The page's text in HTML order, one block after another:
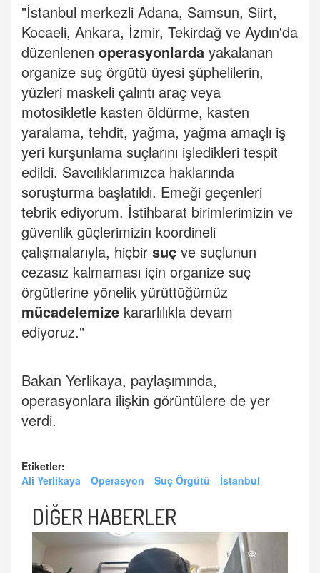
"İstanbul merkezli Adana, Samsun, Siirt,
Kocaeli, Ankara, İzmir, Tekirdağ ve Aydın'da
düzenlenen operasyonlarda yakalanan
organize suç örgütü üyesi şüphelilerin,
yüzleri maskeli çalıntı araç veya
motosikletle kasten öldürme, kasten
yaralama, tehdit, yağma, yağma amaçlı iş
yeri kurşunlama suçlarını işledikleri tespit
edildi. Savcılıklarımızca haklarında
soruşturma başlatıldı. Emeği geçenleri
tebrik ediyorum. İstihbarat birimlerimizin ve
güvenlik güçlerimizin koordineli
çalışmalarıyla, hiçbir suç ve suçlunun
cezasız kalmaması için organize suç
örgütlerine yönelik yürüttüğümüz
mücadelemize kararlılıkla devam
ediyoruz."
Bakan Yerlikaya, paylaşımında,
operasyonlara ilişkin görüntülere de yer
verdi.
Etiketler:
Ali Yerlikaya
Operasyon Suç Örgütü İstanbul
DİĞER HABERLER